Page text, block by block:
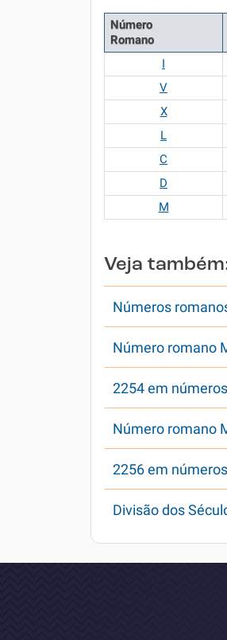
Número
Romano
I
V
X
L
C
D
M
Veja
Números
Número romano
2254 em
Número romano
2256 em
Divisão dos